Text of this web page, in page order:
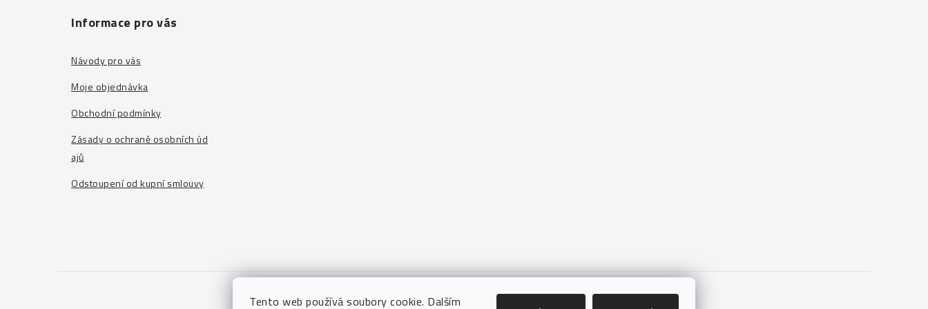
Tento web používá soubory cookie. Dalším
Informace pro vás
Návody pro vás
Moje objednávka
Obchodní podmínky
Zásady o ochraně osobních úd
ajů
Odstoupení od kupní smlouvy